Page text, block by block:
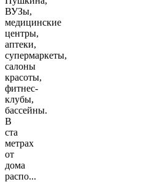
ВУЗы,
медицинские
центры,
аптеки,
супермаркеты,
салоны
красоты,
фитнес-
клубы,
бассейны.
В
ста
метрах
от
дома
распо...